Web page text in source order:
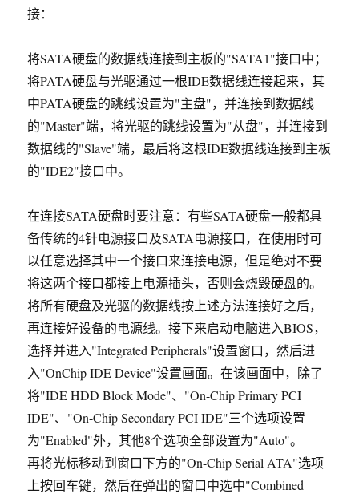
接：
将SATA硬盘的数据线连接到主板的"SATA1"接口中；
将PATA硬盘与光驱通过一根IDE数据线连接起来，其
中PATA硬盘的跳线设置为"主盘"，并连接到数据线
的"Master"端，将光驱的跳线设置为"从盘"，并连接到
数据线的"Slave"端，最后将这根IDE数据线连接到主板
的"IDE2"接口中。
在连接SATA硬盘时要注意：有些SATA硬盘一般都具
备传统的4针电源接口及SATA电源接口，在使用时可
以任意选择其中一个接口来连接电源，但是绝对不要
将这两个接口都接上电源插头，否则会烧毁硬盘的。
将所有硬盘及光驱的数据线按上述方法连接好之后，
再连接好设备的电源线。接下来启动电脑进入BIOS，
选择并进入"Integrated Peripherals"设置窗口，然后进
入"OnChip IDE Device"设置画面。在该画面中，除了
将"IDE HDD Block Mode"、"On-Chip Primary PCI
IDE"、"On-Chip Secondary PCI IDE"三个选项设置
为"Enabled"外，其他8个选项全部设置为"Auto"。
再将光标移动到窗口下方的"On-Chip Serial ATA"选项
上按回车键，然后在弹出的窗口中选中"Combined